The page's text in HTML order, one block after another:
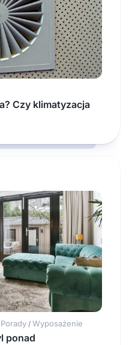
Czy klimatyzacja
Porady / Wyposażenie
ponad